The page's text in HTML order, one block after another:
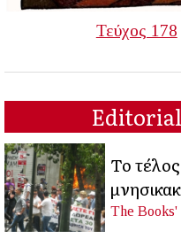
Τεύχος 178
Editorial
Το
The Books'